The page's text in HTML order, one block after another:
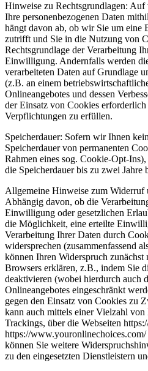
Hinweise zu Rechtsgrundlagen:
Ihre personenbezogenen Daten
hängt davon ab, ob wir Sie um
zutrifft und Sie in die Nutzung von
Rechtsgrundlage der Verarbeitung
Einwilligung. Andernfalls werden
verarbeiteten Daten auf Grundlage
(z.B. an einem
Onlineangebotes und dessen
der Einsatz von Cookies
Verpflichtungen zu erfüllen.
Speicherdauer: Sofern wir Ihnen
Speicherdauer von permanenten
Rahmen eines sog. Cookie-Opt-
die Speicherdauer bis zu zwei Jahre
Allgemeine Hinweise zum Widerruf
Abhängig davon, ob die
Einwilligung oder gesetzlichen
die Möglichkeit, eine erteilte
Verarbeitung Ihrer Daten durch
widersprechen (zusammenfassend
können Ihren Widerspruch
Browsers erklären, z.B., indem Sie
deaktivieren (wobei hierdurch auch
Onlineangebotes eingeschränkt
gegen den Einsatz von Cookies zu
kann auch mittels einer Vielzahl
Trackings, über die Webseiten
https://
können Sie weitere
zu den eingesetzten Dienstleistern